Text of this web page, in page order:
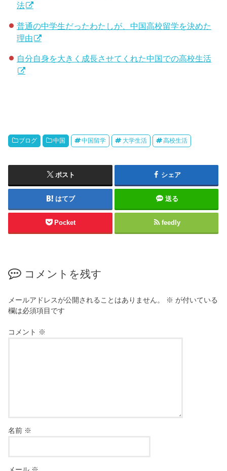
法
普通の中学生だったわたしが、中国高校留学を決めた
理由
自分自身を大きく成長させてくれた中国での高校生活
ブログ 中国 中国留学 大学生活 高校生活
ポスト シェア
はてブ 送る
Pocket feedly
コメントを残す
メールアドレスが公開されることはありません。 ※ が付いている
欄は必須項目です
コメント ※
名前 ※